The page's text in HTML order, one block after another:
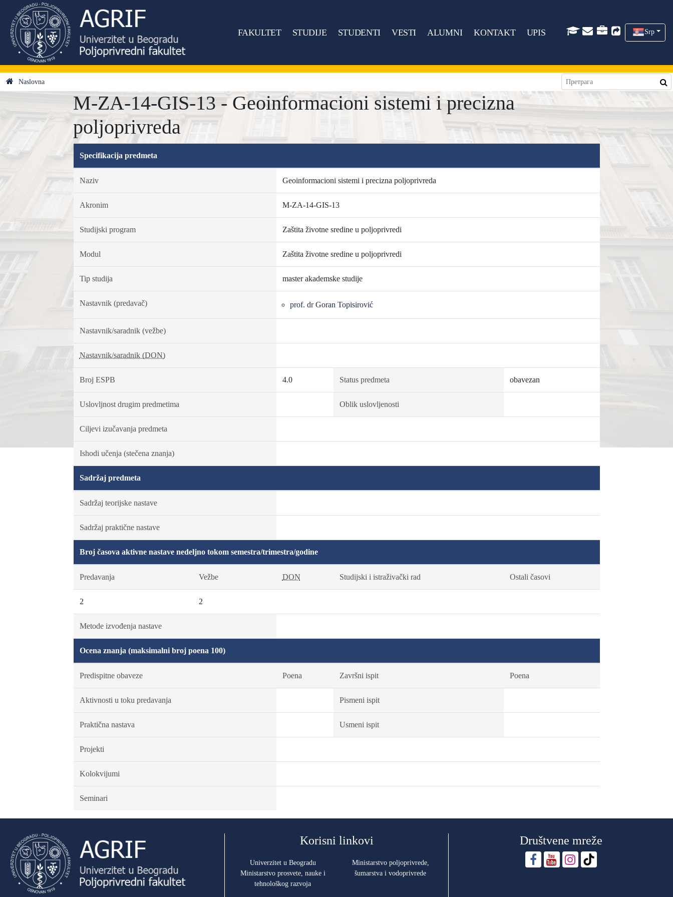
FAKULTET STUDIJE STUDENTI VESTI ALUMNI KONTAKT UPIS Srp
Naslovna
M-ZA-14-GIS-13 - Geoinformacioni sistemi i precizna
poljoprivreda
Specifikacija predmeta
Naziv Geoinformacioni sistemi i precizna poljoprivreda
Akronim M-ZA-14-GIS-13
Studijski program Zaštita životne sredine u poljoprivredi
Modul Zaštita životne sredine u poljoprivredi
Tip studija master akademske studije
Nastavnik (predavač) prof. dr Goran Topisirović
Nastavnik/saradnik (vežbe)
Nastavnik/saradnik (DON)
Broj ESPB 4.0 Status predmeta obavezan
Uslovljnost drugim predmetima Oblik uslovljenosti
Ciljevi izučavanja predmeta
Ishodi učenja (stečena znanja)
Sadržaj predmeta
Sadržaj teorijske nastave
Sadržaj praktične nastave
Broj časova aktivne nastave nedeljno tokom semestra/trimestra/godine
Predavanja Vežbe DON Studijski i istraživački rad Ostali časovi
2 2
Metode izvođenja nastave
Ocena znanja (maksimalni broj poena 100)
Predispitne obaveze Poena Završni ispit Poena
Aktivnosti u toku predavanja Pismeni ispit
Praktična nastava Usmeni ispit
Projekti
Kolokvijumi
Seminari
Korisni linkovi
Univerzitet u Beogradu
Ministarstvo prosvete, nauke i
tehnološkog razvoja
Ministarstvo poljoprivrede,
šumarstva i vodoprivrede
Društvene mreže